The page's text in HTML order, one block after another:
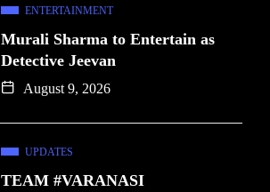
ENTERTAINMENT
Murali Sharma to Entertain as
Detective Jeevan
August 9, 2026
UPDATES
TEAM #VARANASI